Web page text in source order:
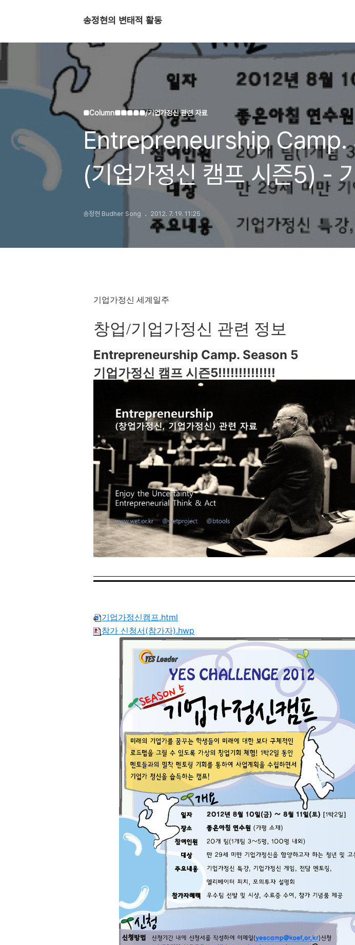
송정현의 변태적 활동
■Column■■■■■/기업가정신 관련 자료
Entrepreneurship Camp.
(기업가정신 캠프 시즌5) -
세계일주
송정현 Budher Song 2012. 7. 19. 11:25
기업가정신 세계일주
창업/기업가정신 관련 정보
Entrepreneurship Camp. Season 5
기업가정신 캠프 시즌5!!!!!!!!!!!!!!
기업가정신캠프.html
참가 신청서(참가자).hwp